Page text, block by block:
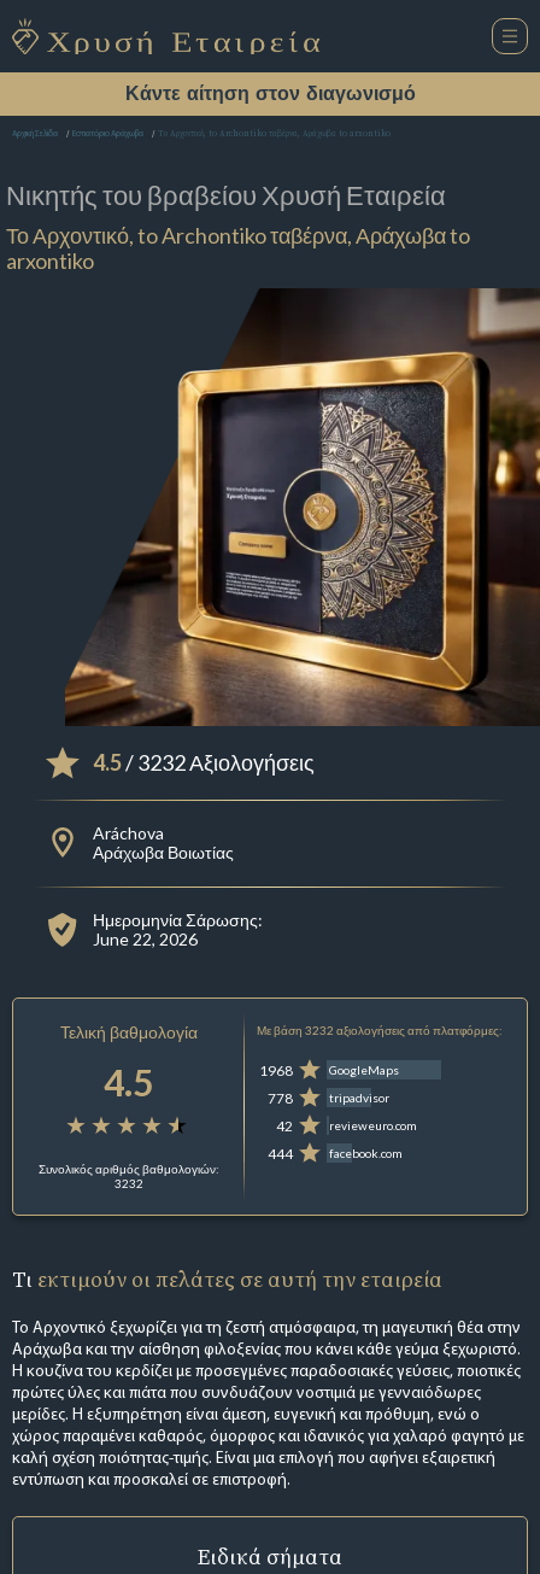
Κάντε αίτηση στον διαγωνισμό
Αρχική Σελίδα Εστιατόριο Αράχωβα Το Αρχοντικό, to Archontiko ταβέρνα, Αράχωβα to arxontiko
Νικητής του βραβείου Χρυσή Εταιρεία
Το Αρχοντικό, to Archontiko ταβέρνα, Αράχωβα to
arxontiko
4.5/ 3232 Αξιολογήσεις
Aráchova
Αράχωβα Βοιωτίας
Ημερομηνία Σάρωσης:
June 22, 2026
Τελική βαθμολογία
4.5
Συνολικός αριθμός βαθμολογιών:
3232
Με βάση 3232 αξιολογήσεις από πλατφόρμες:
1968 GoogleMaps
778 tripadvisor
42 revieweuro.com
444 facebook.com
Τι εκτιμούν οι πελάτες σε αυτή την εταιρεία
Το Αρχοντικό ξεχωρίζει για τη ζεστή ατμόσφαιρα, τη μαγευτική θέα στην
Αράχωβα και την αίσθηση φιλοξενίας που κάνει κάθε γεύμα ξεχωριστό.
Η κουζίνα του κερδίζει με προσεγμένες παραδοσιακές γεύσεις, ποιοτικές
πρώτες ύλες και πιάτα που συνδυάζουν νοστιμιά με γενναιόδωρες
μερίδες. Η εξυπηρέτηση είναι άμεση, ευγενική και πρόθυμη, ενώ ο
χώρος παραμένει καθαρός, όμορφος και ιδανικός για χαλαρό φαγητό με
καλή σχέση ποιότητας-τιμής. Είναι μια επιλογή που αφήνει εξαιρετική
εντύπωση και προσκαλεί σε επιστροφή.
Ειδικά σήματα